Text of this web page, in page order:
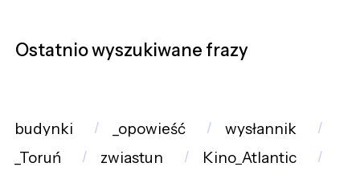
Ostatnio wyszukiwane frazy
budynki _opowieść
wysłannik
_Toruń
zwiastun
Kino_Atlantic